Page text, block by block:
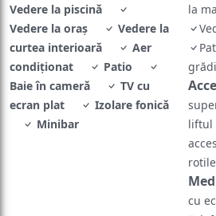
Vedere la piscină
Vedere la oraș
Vedere la
curtea interioară
Aer
condiţionat
Patio
Baie în cameră
TV cu
ecran plat
Izolare fonică
Minibar
la
liftul
rotile
cu